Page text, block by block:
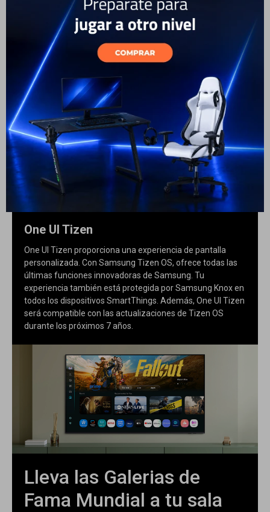
Quantum Dot de Samsung sin cadmio.
* El logotipo de SGS es una variación del logotipo original de
SGS con fines de marketing.
Personaliza tu
experiencia
One UI Tizen
One UI Tizen proporciona una experiencia de pantalla
personalizada. Con Samsung Tizen OS, ofrece todas las
últimas funciones innovadoras de Samsung. Tu
experiencia también está protegida por Samsung Knox en
todos los dispositivos SmartThings. Además, One UI Tizen
será compatible con las actualizaciones de Tizen OS
durante los próximos 7 años.
Lleva las Galerias de
Fama Mundial a tu sala